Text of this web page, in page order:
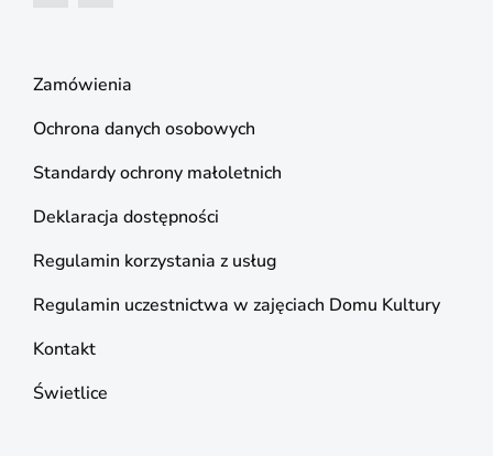
Zamówienia
Ochrona danych osobowych
Standardy ochrony małoletnich
Deklaracja dostępności
Regulamin korzystania z usług
Regulamin uczestnictwa w zajęciach Domu Kultury
Kontakt
Świetlice